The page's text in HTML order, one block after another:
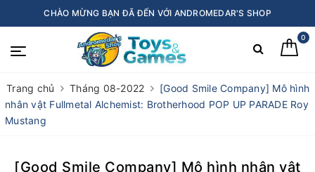
CHÀO MỪNG BẠN ĐÃ ĐẾN VỚI ANDROMEDAR'S SHOP
0
Trang chủ Tháng 08-2022
[Good Smile Company] Mô hình
nhân vật Fullmetal Alchemist: Brotherhood POP UP PARADE Roy
Mustang
[Good Smile Company] Mô hình nhân vật